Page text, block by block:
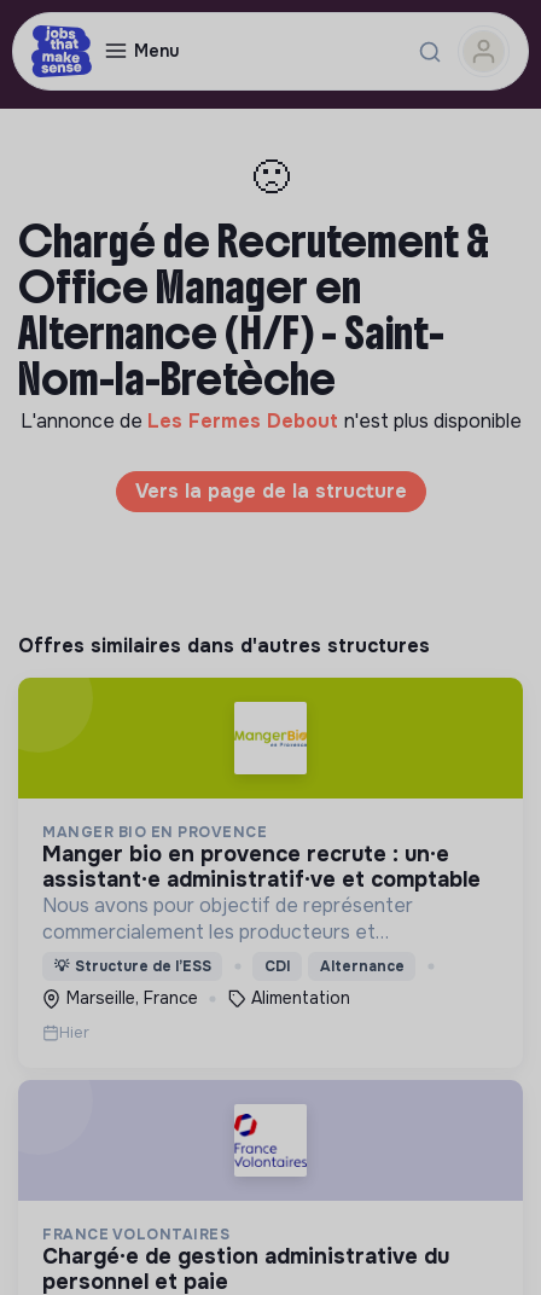
Menu
🙁
Chargé de Recrutement &
Office Manager en
Alternance (H/F) - Saint-
Nom-la-Bretèche
L'annonce de Les Fermes Debout n'est plus disponible
Vers la page de la structure
Offres similaires dans d'autres structures
MANGER BIO EN PROVENCE
manger bio en provence recrute : un·e
assistant·e administratif·ve et comptable
Nous avons pour objectif de représenter
commercialement les producteurs et
transformateurs BIO de la région SUD auprès des
collectivités afin d’introduire les produits BIO et
LOCAUX dans les cantines.
💡 Structure de l’ESS CDI Alternance
Marseille, France Alimentation
Hier
FRANCE VOLONTAIRES
chargé·e de gestion administrative du
personnel et paie